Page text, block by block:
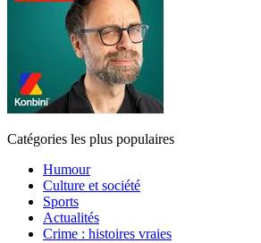
Catégories les plus populaires
Humour
Culture et société
Sports
Actualités
Crime : histoires vraies